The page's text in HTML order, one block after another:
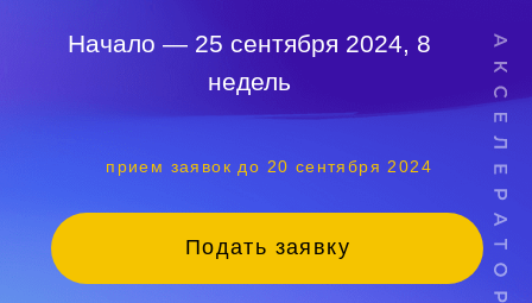
Программа акселератора
Вы проходите программу акселерации с